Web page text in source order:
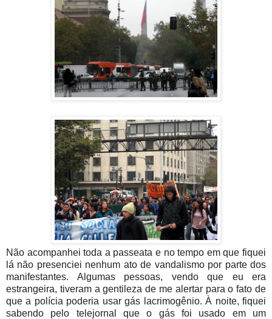
Não acompanhei toda a passeata e no tempo em que fiquei
lá não presenciei nenhum ato de vandalismo por parte dos
manifestantes. Algumas pessoas, vendo que eu era
estrangeira, tiveram a gentileza de me alertar para o fato de
que a polícia poderia usar gás lacrimogênio. À noite, fiquei
sabendo pelo telejornal que o gás foi usado em um